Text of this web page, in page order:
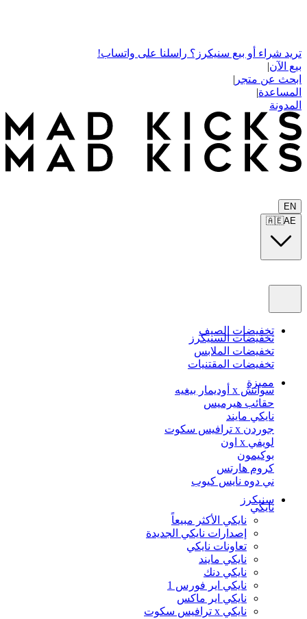
تريد شراء أو بيع سنيكرز؟ راسلنا على واتساب!
بيع الآن|
ابحث عن متجر |
المساعدة|
المدونة
EN
🇦🇪AE
تخفيضات الصيف
تخفيضات السنيكرز
تخفيضات الملابس
تخفيضات المقتنيات
مميزة
سواتش x أوديمار بيغيه
حقائب هيرميس
نايكي مايند
جوردن x ترافيس سكوت
لويفي x اون
بوكيمون
كروم هارتس
ني دوه نايس كيوب
سنيكرز
نايكي
نايكي الأكثر مبيعاً
إصدارات نايكي الجديدة
تعاونات نايكي
نايكي مايند
نايكي دنك
نايكي اير فورس 1
نايكي اير ماكس
نايكي x ترافيس سكوت